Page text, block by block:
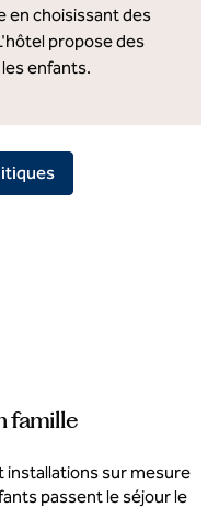
en choisissant des
propose des
enfants.
famille
installations sur mesure
passent le séjour le